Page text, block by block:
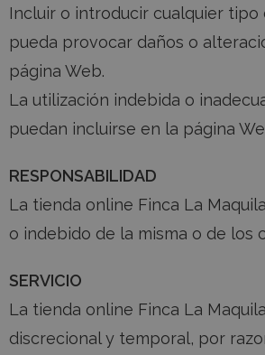
Incluir o introducir cualquier
pueda provocar daños o
página Web.
La utilización indebida o
puedan incluirse en la página
RESPONSABILIDAD
La tienda online Finca La
o indebido de la misma o de los
SERVICIO
La tienda online Finca La
discrecional y temporal, por